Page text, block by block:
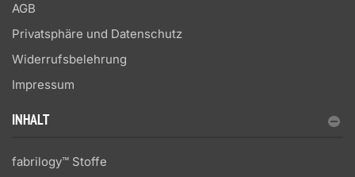
AGB
Privatsphäre und Datenschutz
Widerrufsbelehrung
Impressum
INHALT
fabrilogy™ Stoffe